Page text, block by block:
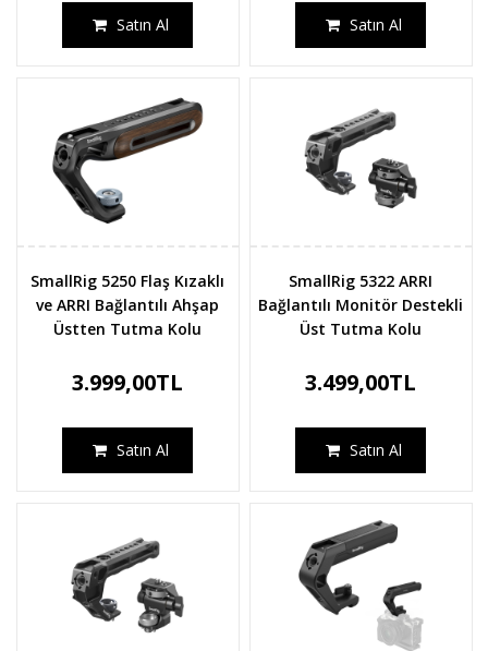
Satın Al Satın Al
SmallRig 5250 Flaş Kızaklı
ve ARRI Bağlantılı Ahşap
Üstten Tutma Kolu
3.999,00TL
Satın Al
SmallRig 5322 ARRI
Bağlantılı Monitör Destekli
Üst Tutma Kolu
3.499,00TL
Satın Al